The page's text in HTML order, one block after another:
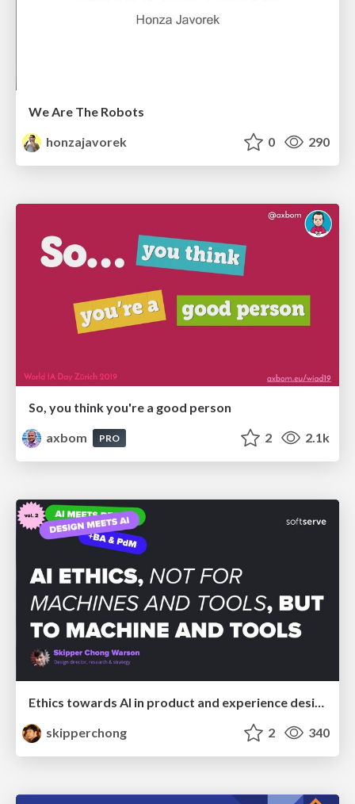
We Are The Robots
honzajavorek
0 290
So, you think you're a good person
axbom
PRO 2 2.1k
Ethics towards AI in product and experience design
skipperchong
2 340